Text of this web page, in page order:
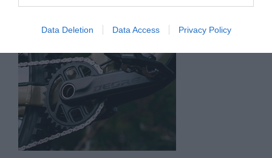
Data Deletion Data Access Privacy Policy